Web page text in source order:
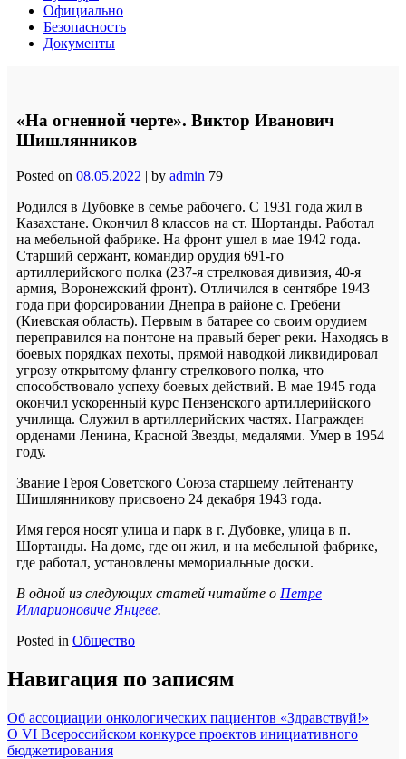
Официально
Безопасность
Документы
«На огненной черте». Виктор Иванович
Шишлянников
Posted on 08.05.2022 | by admin 79
Родился в Дубовке в семье рабочего. С 1931 года жил в
Казахстане. Окончил 8 классов на ст. Шортанды. Работал
на мебельной фабрике. На фронт ушел в мае 1942 года.
Старший сержант, командир орудия 691-го
артиллерийского полка (237-я стрелковая дивизия, 40-я
армия, Воронежский фронт). Отличился в сентябре 1943
года при форсировании Днепра в районе с. Гребени
(Киевская область). Первым в батарее со своим орудием
переправился на понтоне на правый берег реки. Находясь в
боевых порядках пехоты, прямой наводкой ликвидировал
угрозу открытому флангу стрелкового полка, что
способствовало успеху боевых действий. В мае 1945 года
окончил ускоренный курс Пензенского артиллерийского
училища. Служил в артиллерийских частях. Награжден
орденами Ленина, Красной Звезды, медалями. Умер в 1954
году.
Звание Героя Советского Союза старшему лейтенанту
Шишлянникову присвоено 24 декабря 1943 года.
Имя героя носят улица и парк в г. Дубовке, улица в п.
Шортанды. На доме, где он жил, и на мебельной фабрике,
где работал, установлены мемориальные доски.
В одной из следующих статей читайте о Петре
Илларионовиче Янцеве.
Posted in Общество
Навигация по записям
Об ассоциации онкологических пациентов «Здравствуй!»
О VI Всероссийском конкурсе проектов инициативного
бюджетирования